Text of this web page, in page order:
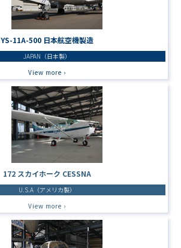
YS-11A-500 日本航空機製造
JAPAN（日本製）
View more ›
172 スカイホーク CESSNA
U.S.A（アメリカ製）
View more ›